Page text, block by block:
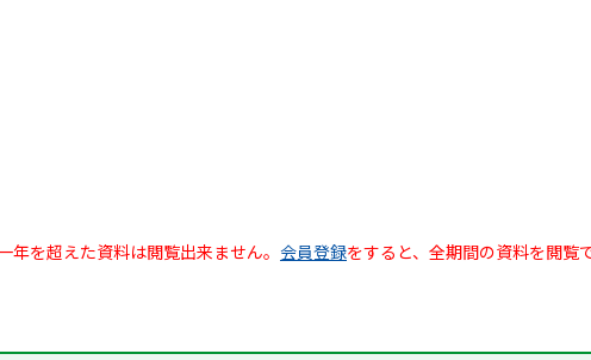
年を超えた資料は閲覧出来ません。 会員登録をすると、全期間の資料を閲覧